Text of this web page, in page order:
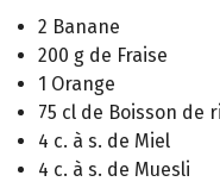
2 Banane
200 g de Fraise
1 Orange
75 cl de Boisson de
4 c. à s. de Miel
4 c. à s. de Muesli